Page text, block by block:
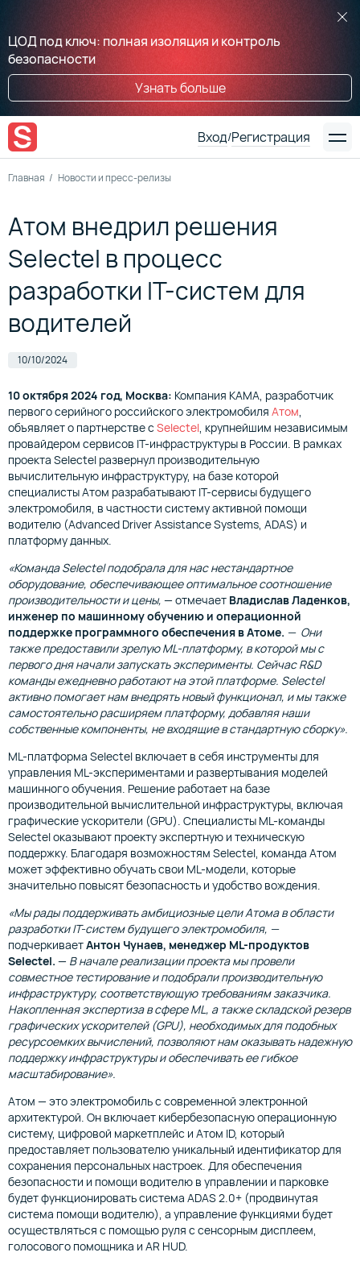
ЦОД под ключ: полная изоляция и контроль
безопасности
Узнать больше
Вход/Регистрация
Главная Новости и пресс-релизы
Атом внедрил решения
Selectel в процесс
разработки IT-систем для
водителей
10/10/2024
10 октября 2024 год, Москва: Компания КАМА, разработчик
первого серийного российского электромобиля Атом,
объявляет о партнерстве с Selectel, крупнейшим независимым
провайдером сервисов IT-инфраструктуры в России. В рамках
проекта Selectel развернул производительную
вычислительную инфраструктуру, на базе которой
специалисты Атом разрабатывают IT-сервисы будущего
электромобиля, в частности систему активной помощи
водителю (Advanced Driver Assistance Systems, ADAS) и
платформу данных.
«Команда Selectel подобрала для нас нестандартное
оборудование, обеспечивающее оптимальное соотношение
производительности и цены, — отмечает Владислав Ладенков,
инженер по машинному обучению и операционной
поддержке программного обеспечения в Атоме. — Они
также предоставили зрелую ML-платформу, в которой мы с
первого дня начали запускать эксперименты. Сейчас R&D
команды ежедневно работают на этой платформе. Selectel
активно помогает нам внедрять новый функционал, и мы также
самостоятельно расширяем платформу, добавляя наши
собственные компоненты, не входящие в стандартную сборку».
ML-платформа Selectel включает в себя инструменты для
управления ML-экспериментами и развертывания моделей
машинного обучения. Решение работает на базе
производительной вычислительной инфраструктуры, включая
графические ускорители (GPU). Специалисты ML-команды
Selectel оказывают проекту экспертную и техническую
поддержку. Благодаря возможностям Selectel, команда Атом
может эффективно обучать свои ML-модели, которые
значительно повысят безопасность и удобство вождения.
«Мы рады поддерживать амбициозные цели Атома в области
разработки IT-систем будущего электромобиля, —
подчеркиваетАнтон Чунаев, менеджер ML-продуктов
Selectel. — В начале реализации проекта мы провели
совместное тестирование и подобрали производительную
инфраструктуру, соответствующую требованиям заказчика.
Накопленная экспертиза в сфере ML, а также складской резерв
графических ускорителей (GPU), необходимых для подобных
ресурсоемких вычислений, позволяют нам оказывать надежную
поддержку инфраструктуры и обеспечивать ее гибкое
масштабирование».
Атом — это электромобиль с современной электронной
архитектурой. Он включает кибербезопасную операционную
систему, цифровой маркетплейс и Атом ID, который
предоставляет пользователю уникальный идентификатор для
сохранения персональных настроек. Для обеспечения
безопасности и помощи водителю в управлении и парковке
будет функционировать система ADAS 2.0+ (продвинутая
система помощи водителю), а управление функциями будет
осуществляться с помощью руля с сенсорным дисплеем,
голосового помощника и AR HUD.